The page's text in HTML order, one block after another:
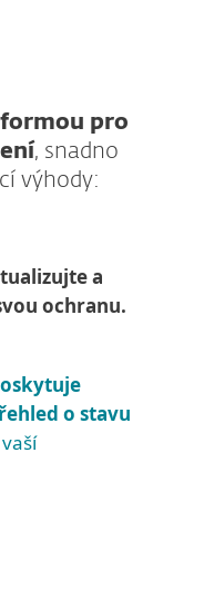
pro
, snadno
výhody:
a
ochranu.
o stavu